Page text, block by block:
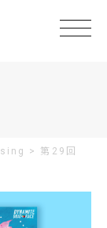
> 第29回